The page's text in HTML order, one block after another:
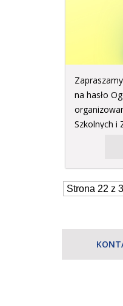
na hasło
Szkolnych i
Strona 22 z